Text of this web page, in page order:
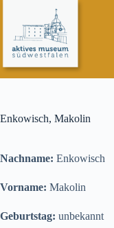
springen
Enkowisch, Makolin
Nachname: Enkowisch
Vorname: Makolin
Geburtstag: unbekannt